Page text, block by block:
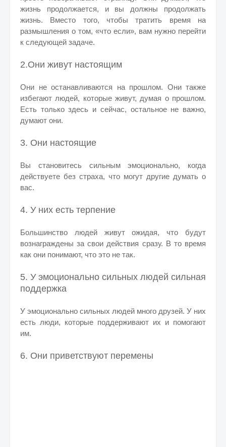
жизнь продолжается, и вы должны продолжать
жизнь. Вместо того, чтобы тратить время на
размышления о том, «что если», вам нужно перейти
к следующей задаче.
2.Они живут настоящим
Они не останавливаются на прошлом. Они также
избегают людей, которые живут, думая о прошлом.
Есть только здесь и сейчас, остальное не важно,
думают они.
3. Они настоящие
Вы становитесь сильным эмоционально, когда
действуете без страха, что могут другие думать о
вас.
4. У них есть терпение
Большинство людей живут ожидая, что будут
вознаграждены за свои действия сразу. В то время
как они понимают, что это не так.
5. У эмоционально сильных людей сильная
поддержка
У эмоционально сильных людей много друзей. У них
есть люди, которые поддерживают их и помогают
им.
6. Они приветствуют перемены